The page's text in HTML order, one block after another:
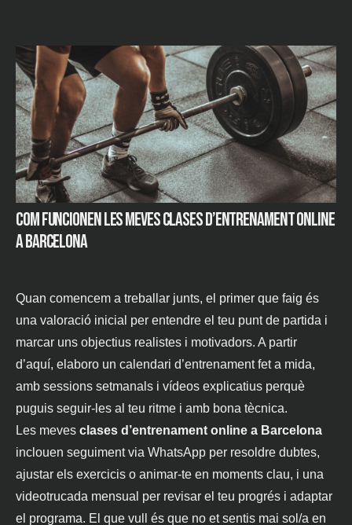
Com funcionen les meves clases d’entrenament online
a Barcelona
Quan comencem a treballar junts, el primer que faig és
una valoració inicial per entendre el teu punt de partida i
marcar uns objectius realistes i motivadors. A partir
d’aquí, elaboro un calendari d’entrenament fet a mida,
amb sessions setmanals i vídeos explicatius perquè
puguis seguir-les al teu ritme i amb bona tècnica.
Les meves clases d’entrenament online a Barcelona
inclouen seguiment via WhatsApp per resoldre dubtes,
ajustar els exercicis o animar-te en moments clau, i una
videotrucada mensual per revisar el teu progrés i adaptar
el programa. El que vull és que no et sentis mai sol/a en